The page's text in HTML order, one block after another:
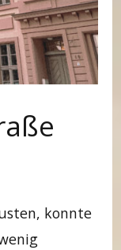
konnte